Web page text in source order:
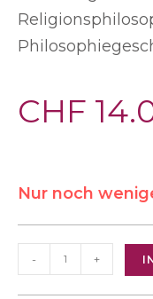
Phil
CHF
Nur noch
- +